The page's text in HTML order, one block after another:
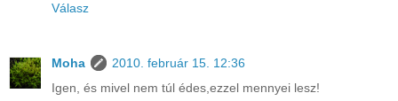
Válasz
Moha
2010. február 15. 12:36
Igen, és mivel nem túl édes,ezzel mennyei lesz!